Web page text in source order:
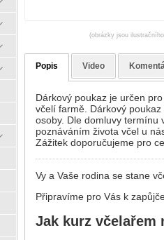
(obrázky jsou
Popis Video
Dárkový poukaz je určen
včelí farmě. Dárkový
osoby. Dle domluvy termínu
poznáváním života včel u
Zážitek doporučujeme pro
Vy a Vaše rodina se stane
Připravíme pro Vás k
Jak kurz včelařem